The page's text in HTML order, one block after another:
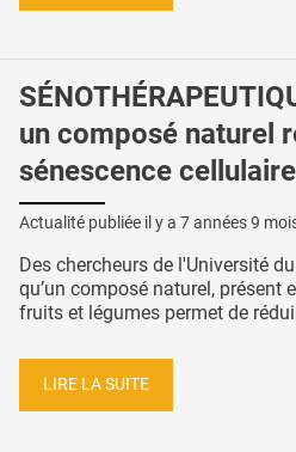
un composé naturel
sénescence cellulaire
Actualité publiée il y a 7 années 9
Des chercheurs de l'Université
qu’un composé naturel, présent
fruits et légumes permet de
LIRE LA SUITE